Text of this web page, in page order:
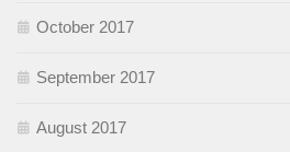
October 2017
September 2017
August 2017